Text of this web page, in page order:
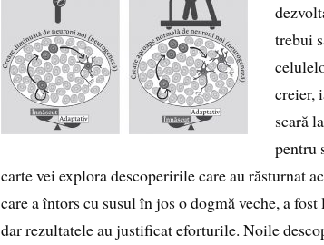
trebui
creier,
scară
pentru
carte vei explora descoperirile care au răs­turnat
care a întors cu susul în jos o dogmă veche, a
dar rezultatele au justificat eforturile. Noile